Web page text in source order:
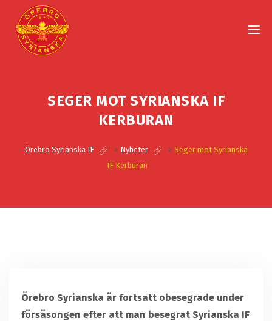
SEGER MOT SYRIANSKA IF
KERBURAN
Örebro Syrianska IF > Nyheter > Seger mot Syrianska
IF Kerburan
Örebro Syrianska är fortsatt obesegrade under
försäsongen efter att man besegrat Syrianska IF